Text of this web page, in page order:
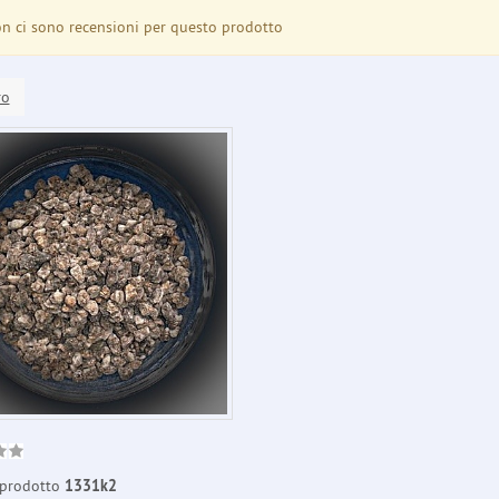
ci sono recensioni per questo prodotto
1331k2